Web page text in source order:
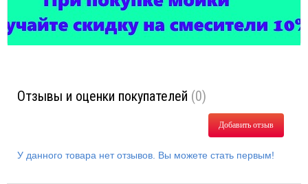
Отзывы и оценки покупателей (0)
Добавить отзыв
У данного товара нет отзывов. Вы можете стать первым!